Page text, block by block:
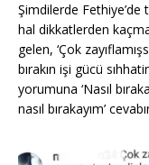
Şimdilerde Fethiye’de
hal dikkatlerden
gelen, ‘Çok
bırakın işi gücü
yorumuna ‘Nasıl
nasıl bırakayım’